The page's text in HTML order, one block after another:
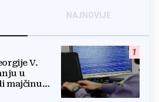
NAJNOVIJE
1
V.
u
majčinu